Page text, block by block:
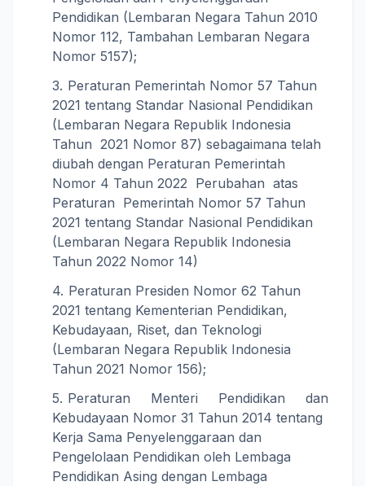
Pendidikan (Lembaran Negara Tahun 2010
Nomor 112, Tambahan Lembaran Negara
Nomor 5157);
Peraturan Pemerintah Nomor 57 Tahun
2021 tentang Standar Nasional Pendidikan
(Lembaran Negara Republik Indonesia
Tahun 2021 Nomor 87) sebagaimana telah
diubah dengan Peraturan Pemerintah
Nomor 4 Tahun 2022 Perubahan atas
Peraturan Pemerintah Nomor 57 Tahun
2021 tentang Standar Nasional Pendidikan
(Lembaran Negara Republik Indonesia
Tahun 2022 Nomor 14)
Peraturan Presiden Nomor 62 Tahun
2021 tentang Kementerian Pendidikan,
Kebudayaan, Riset, dan Teknologi
(Lembaran Negara Republik Indonesia
Tahun 2021 Nomor 156);
Peraturan Menteri Pendidikan dan
Kebudayaan Nomor 31 Tahun 2014 tentang
Kerja Sama Penyelenggaraan dan
Pengelolaan Pendidikan oleh Lembaga
Pendidikan Asing dengan Lembaga